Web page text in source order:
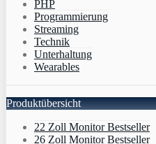
PHP
Programmierung
Streaming
Technik
Unterhaltung
Wearables
Produktübersicht
22 Zoll Monitor Bestseller
26 Zoll Monitor Bestseller